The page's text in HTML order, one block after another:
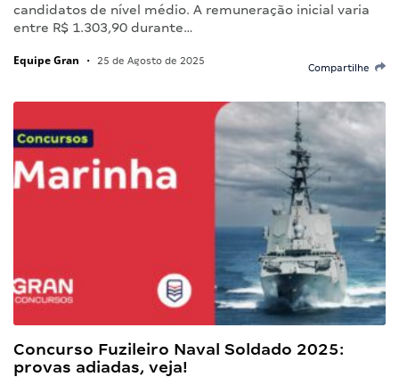
candidatos de nível médio. A remuneração inicial varia
entre R$ 1.303,90 durante…
Equipe Gran • 25 de Agosto de 2025
Compartilhe
Concurso Fuzileiro Naval Soldado 2025:
provas adiadas, veja!